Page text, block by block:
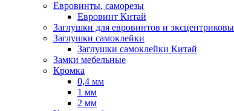
Евровинты, саморезы
Евровинт Китай
Заглушки для евровинтов и
Заглушки самоклейки
Заглушки самоклейки Китай
Замки мебельные
Кромка
0,4 мм
1 мм
2 мм